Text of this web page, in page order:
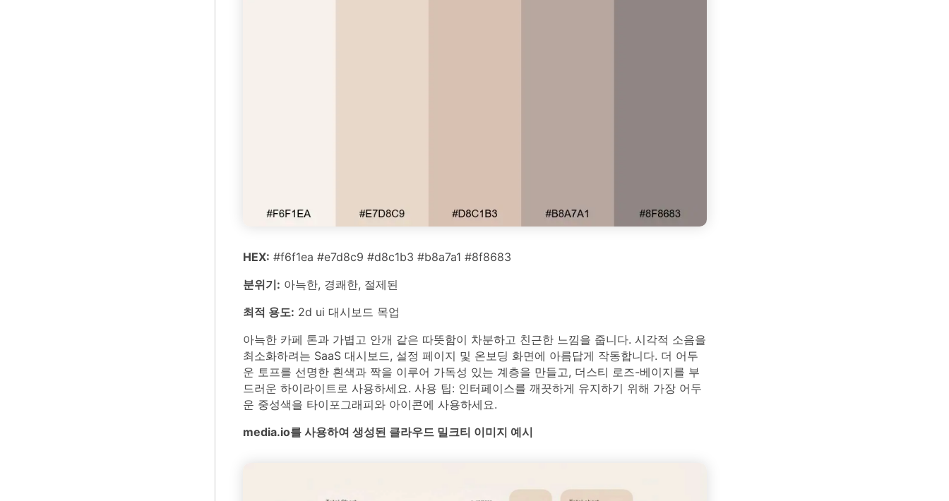
HEX: #f6f1ea #e7d8c9 #d8c1b3 #b8a7a1 #8f8683
분위기: 아늑한, 경쾌한, 절제된
최적 용도: 2d ui 대시보드 목업
아늑한 카페 톤과 가볍고 안개 같은 따뜻함이 차분하고 친근한 느낌을 줍니다. 시각적 소음을
최소화하려는 SaaS 대시보드, 설정 페이지 및 온보딩 화면에 아름답게 작동합니다. 더 어두
운 토프를 선명한 흰색과 짝을 이루어 가독성 있는 계층을 만들고, 더스티 로즈-베이지를 부
드러운 하이라이트로 사용하세요. 사용 팁: 인터페이스를 깨끗하게 유지하기 위해 가장 어두
운 중성색을 타이포그래피와 아이콘에 사용하세요.
media.io를 사용하여 생성된 클라우드 밀크티 이미지 예시